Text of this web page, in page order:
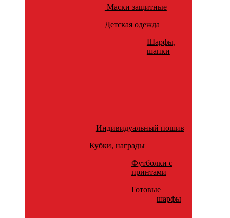
Маски защитные
Детская одежда
Шарфы,
шапки
Индивидуальный пошив
Кубки, награды
Футболки с
принтами
Готовые
шарфы